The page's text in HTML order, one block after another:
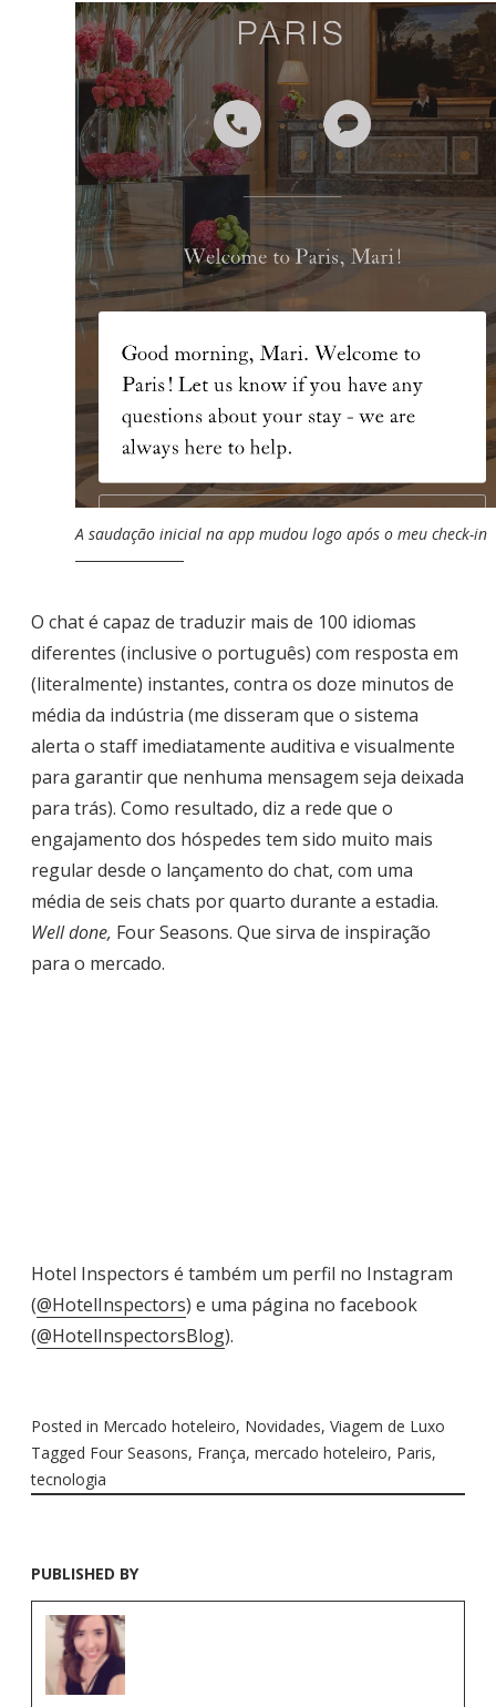
A saudação inicial na app mudou logo após o meu check-in
O chat é capaz de traduzir mais de 100 idiomas
diferentes (inclusive o português) com resposta em
(literalmente) instantes, contra os doze minutos de
média da indústria (me disseram que o sistema
alerta o staff imediatamente auditiva e visualmente
para garantir que nenhuma mensagem seja deixada
para trás). Como resultado, diz a rede que o
engajamento dos hóspedes tem sido muito mais
regular desde o lançamento do chat, com uma
média de seis chats por quarto durante a estadia.
Well done, Four Seasons. Que sirva de inspiração
para o mercado.
Hotel Inspectors é também um perfil no Instagram
(@HotelInspectors) e uma página no facebook
(@HotelInspectorsBlog).
Posted in Mercado hoteleiro, Novidades, Viagem de Luxo
Tagged Four Seasons, França, mercado hoteleiro, Paris,
tecnologia
PUBLISHED BY